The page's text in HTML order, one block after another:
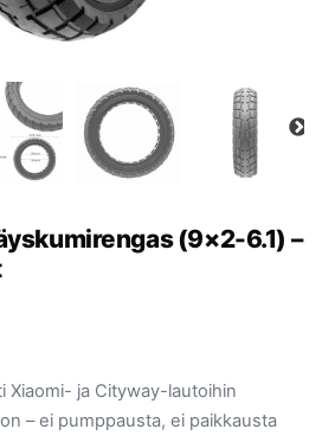
huolto
(9×2-6.1) –
Xiaomi- ja Cityway-lautoihin
– ei pumppausta, ei paikkausta